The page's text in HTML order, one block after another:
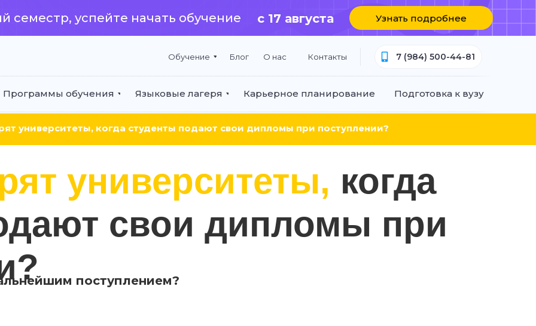
семестр, успейте начать обучение с 17 августа Узнать подробнее
7 (984) 500-44-81
О нас Контакты
Языковые лагеря
Программы обучения Карьерное планирование Подготовка к вузу
Обучение Блог
университеты, когда студенты подают свои дипломы при поступлении?
университеты, когда
свои дипломы при
поступлением?